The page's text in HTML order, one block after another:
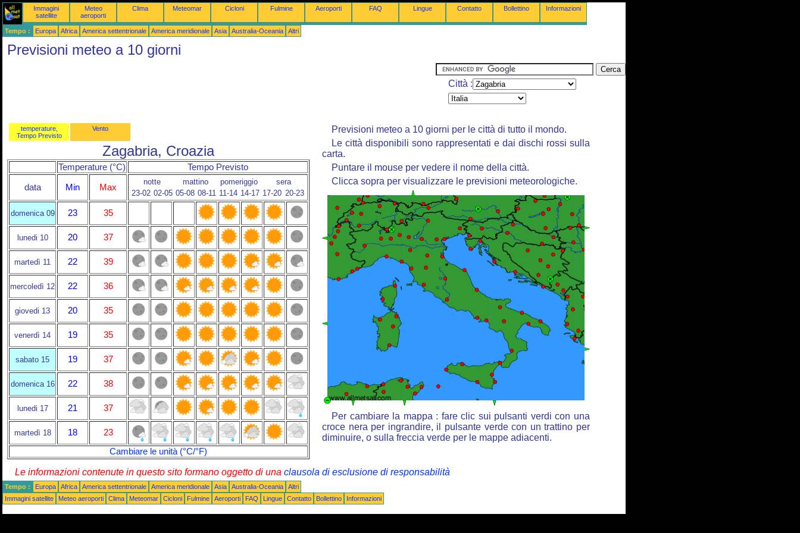
Immagini
satellite
Meteo
aeroporti
Clima Meteomar Cicloni Fulmine Aeroporti FAQ Lingue Contatto Bollettino Informazioni
Tempo : Europa Africa America settentrionale America meridionale Asia Australia-Oceania Altri
Previsioni meteo a 10 giorni
Città :
temperature,
Tempo Previsto
Vento
Zagabria, Croazia
Temperature (°C) Tempo Previsto
data Min Max
notte mattino pomeriggio
sera
23-02 02-05 05-08 08-11 11-14 14-17 17-20 20-23
domenica 09 23 35
lunedi 10 20 37
martedì 11 22 39
mercoledì 12 22 36
giovedi 13 20 35
venerdì 14 19 35
sabato 15 19 37
domenica 16 22 38
lunedi 17 21 37
martedì 18 18
23
Cambiare le unità (°C/°F)
Previsioni meteo a 10 giorni per le città di tutto il mondo.
Le città disponibili sono rappresentati e dai dischi rossi sulla
carta.
Puntare il mouse per vedere il nome della città.
Clicca sopra per visualizzare le previsioni meteorologiche.
Per cambiare la mappa : fare clic sui pulsanti verdi con una
croce nera per ingrandire, il pulsante verde con un trattino per
diminuire, o sulla freccia verde per le mappe adiacenti.
Le informazioni contenute in questo sito formano oggetto di una clausola di esclusione di responsabilità
Tempo : Europa Africa America settentrionale America meridionale Asia Australia-Oceania
Altri
Immagini satellite
Meteo aeroporti Clima Meteomar Cicloni Fulmine Aeroporti FAQ Lingue Contatto Bollettino Informazioni